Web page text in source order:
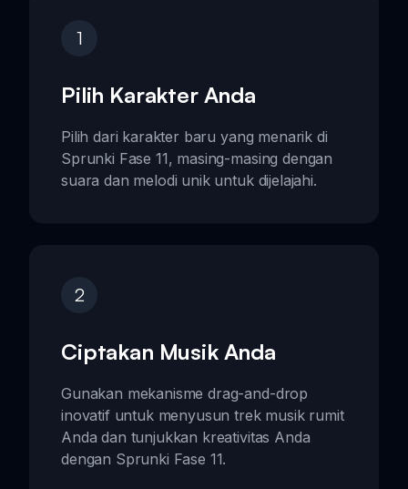
1
Pilih Karakter Anda
Pilih dari karakter baru yang menarik di
Sprunki Fase 11, masing-masing dengan
suara dan melodi unik untuk dijelajahi.
2
Ciptakan Musik Anda
Gunakan mekanisme drag-and-drop
inovatif untuk menyusun trek musik rumit
Anda dan tunjukkan kreativitas Anda
dengan Sprunki Fase 11.